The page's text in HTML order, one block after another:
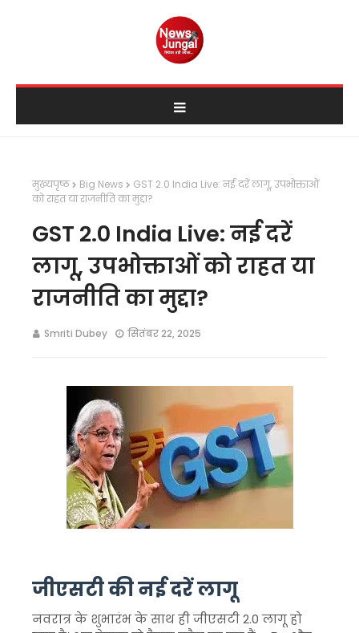
मुख्यपृष्ठ Big News
GST 2.0 India Live: नई दरें लागू, उपभोक्ताओं
को राहत या राजनीति का मुद्दा?
GST 2.0 India Live: नई दरें
लागू, उपभोक्ताओं को राहत या
राजनीति का मुद्दा?
Smriti Dubey सितंबर 22, 2025
जीएसटी की नई दरें लागू
नवरात्र के शुभारंभ के साथ ही जीएसटी 2.0 लागू हो